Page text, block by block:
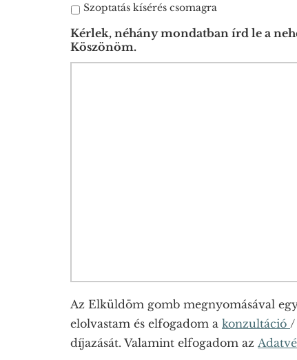
Szoptatás kísérés csomagra
Kérlek, néhány mondatban írd le a
Köszönöm.
Az Elküldöm gomb megnyomásával
elolvastam és elfogadom a konzultáció /
díjazását. Valamint elfogadom az